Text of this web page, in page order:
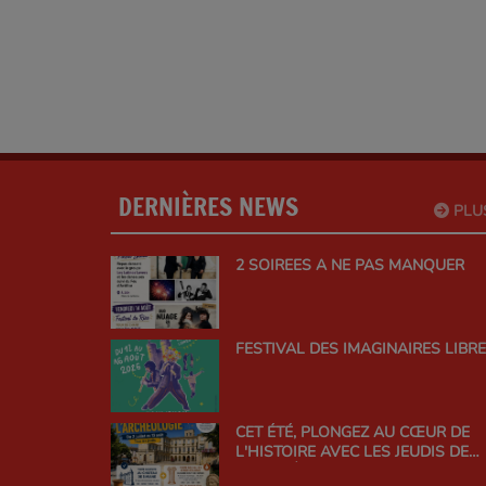
DERNIÈRES NEWS
2 SOIREES A NE PAS MANQUER
FESTIVAL DES IMAGINAIRES
CET ÉTÉ, PLONGEZ AU CŒUR DE
L'HISTOIRE AVEC LES JEUDIS DE